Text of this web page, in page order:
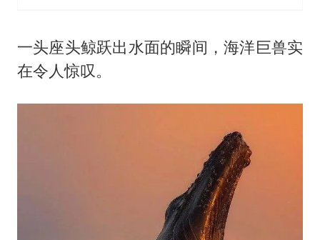
一头座头鲸跃出水面的瞬间，海洋巨兽实
在令人惊叹。